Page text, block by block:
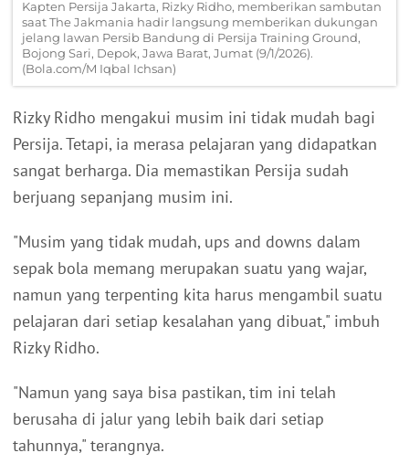
Kapten Persija Jakarta, Rizky Ridho, memberikan sambutan
saat The Jakmania hadir langsung memberikan dukungan
jelang lawan Persib Bandung di Persija Training Ground,
Bojong Sari, Depok, Jawa Barat, Jumat (9/1/2026).
(Bola.com/M Iqbal Ichsan)
Rizky Ridho mengakui musim ini tidak mudah bagi
Persija. Tetapi, ia merasa pelajaran yang didapatkan
sangat berharga. Dia memastikan Persija sudah
berjuang sepanjang musim ini.
"Musim yang tidak mudah, ups and downs dalam
sepak bola memang merupakan suatu yang wajar,
namun yang terpenting kita harus mengambil suatu
pelajaran dari setiap kesalahan yang dibuat," imbuh
Rizky Ridho.
"Namun yang saya bisa pastikan, tim ini telah
berusaha di jalur yang lebih baik dari setiap
tahunnya," terangnya.